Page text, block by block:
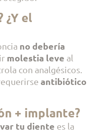
¿Y el
no debería
molestia leve al
con analgésicos.
antibiótico
+ implante?
tu diente es la